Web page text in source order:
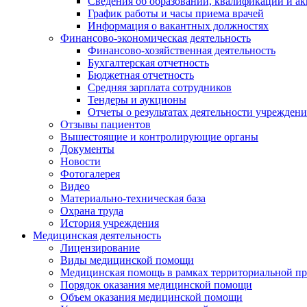
График работы и часы приема врачей
Информация о вакантных должностях
Финансово-экономическая деятельность
Финансово-хозяйственная деятельность
Бухгалтерская отчетность
Бюджетная отчетность
Средняя зарплата сотрудников
Тендеры и аукционы
Отчеты о результатах деятельности
Отзывы пациентов
Вышестоящие и контролирующие органы
Документы
Новости
Фотогалерея
Видео
Материально-техническая база
Охрана труда
История учреждения
Медицинская деятельность
Лицензирование
Виды медицинской помощи
Медицинская помощь в рамках территориальной
Порядок оказания медицинской помощи
Объем оказания медицинской помощи